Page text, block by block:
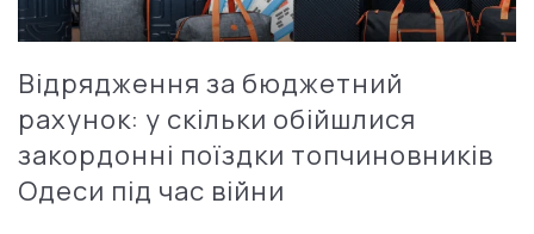
Відрядження за бюджетний
рахунок: у скільки обійшлися
закордонні поїздки топчиновників
Одеси під час війни